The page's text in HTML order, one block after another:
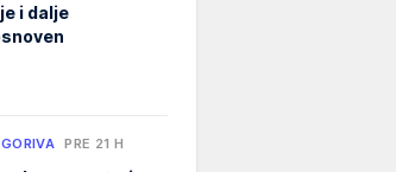
i dalje
PRE 21 H